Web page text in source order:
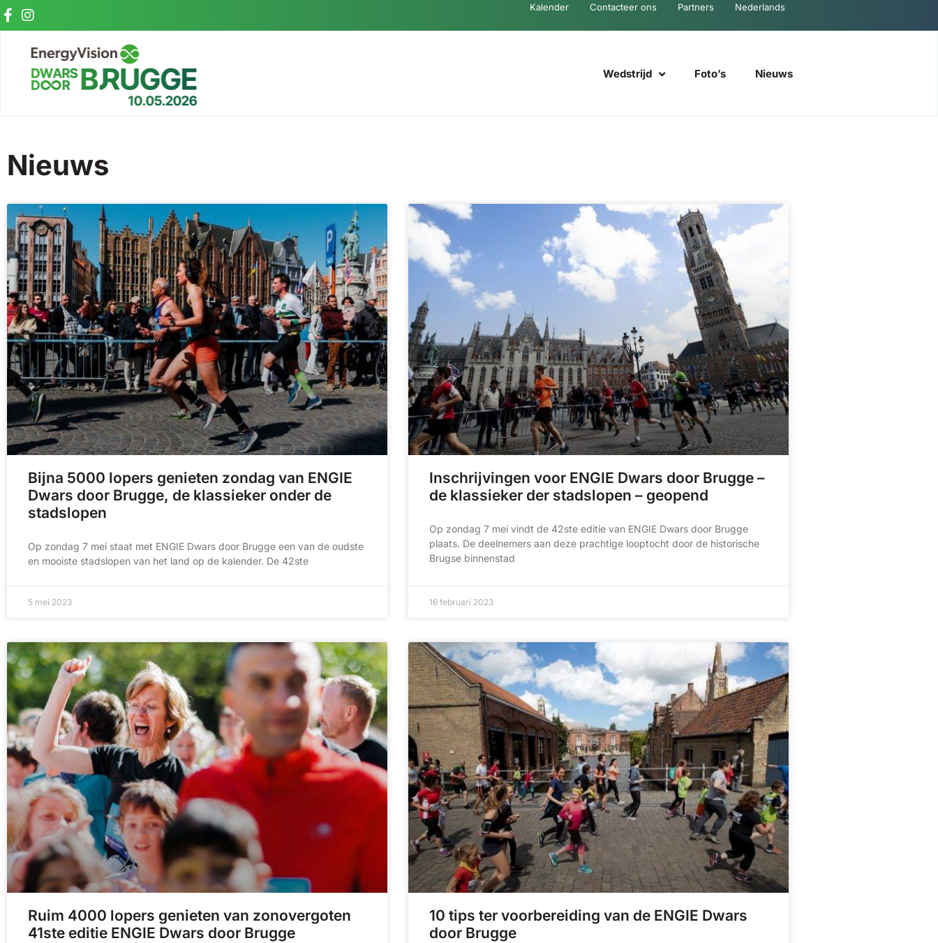
Kalender Contacteer ons Partners Nederlands
Wedstrijd Foto’s Nieuws
Nieuws
Bijna 5000 lopers genieten zondag van ENGIE
Dwars door Brugge, de klassieker onder de
stadslopen
Op zondag 7 mei staat met ENGIE Dwars door Brugge een van de oudste
en mooiste stadslopen van het land op de kalender. De 42ste
5 mei 2023
Inschrijvingen voor ENGIE Dwars door Brugge –
de klassieker der stadslopen – geopend
Op zondag 7 mei vindt de 42ste editie van ENGIE Dwars door Brugge
plaats. De deelnemers aan deze prachtige looptocht door de historische
Brugse binnenstad
16 februari 2023
Ruim 4000 lopers genieten van zonovergoten
41ste editie ENGIE Dwars door Brugge
10 tips ter voorbereiding van de ENGIE Dwars
door Brugge